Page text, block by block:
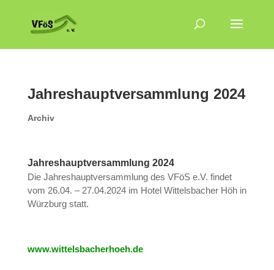
Jahreshauptversammlung 2024
Archiv
Jahreshauptversammlung 2024
Die Jahreshauptversammlung des VFöS e.V. findet
vom 26.04. – 27.04.2024 im Hotel Wittelsbacher Höh in
Würzburg statt.
www.wittelsbacherhoeh.de